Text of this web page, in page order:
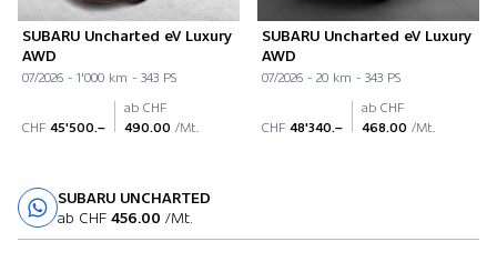
SUBARU Uncharted eV Luxury
AWD
07/2026 - 1'000 km - 343 PS
CHF 45'500.–
ab CHF
490.00 /Mt.
SUBARU Uncharted eV Luxury
AWD
07/2026 - 20 km - 343 PS
CHF 48'340.–
ab CHF
468.00 /Mt.
SUBARU UNCHARTED
ab CHF 456.00 /Mt.